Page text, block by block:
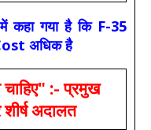
कहा गया है कि F-35
अधिक है
:- प्रमुख
अदालत